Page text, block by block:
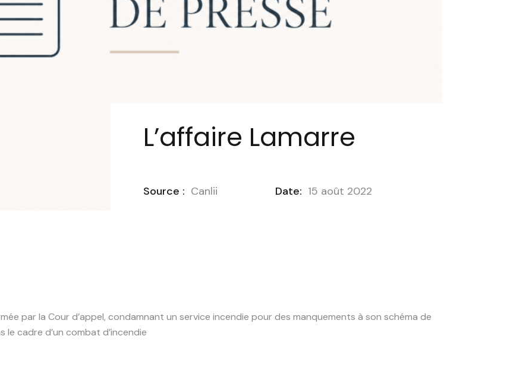
L’affaire Lamarre
Source : Canlii Date: 15 août 2022
par la Cour d’appel, condamnant un service incendie pour des manquements à son schéma de
cadre d’un combat d’incendie